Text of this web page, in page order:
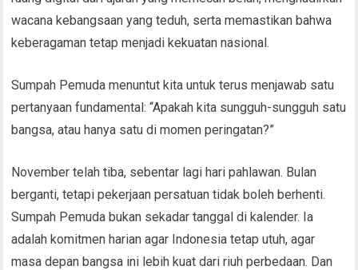
wacana kebangsaan yang teduh, serta memastikan bahwa
keberagaman tetap menjadi kekuatan nasional.
Sumpah Pemuda menuntut kita untuk terus menjawab satu
pertanyaan fundamental: “Apakah kita sungguh-sungguh satu
bangsa, atau hanya satu di momen peringatan?”
November telah tiba, sebentar lagi hari pahlawan. Bulan
berganti, tetapi pekerjaan persatuan tidak boleh berhenti.
Sumpah Pemuda bukan sekadar tanggal di kalender. Ia
adalah komitmen harian agar Indonesia tetap utuh, agar
masa depan bangsa ini lebih kuat dari riuh perbedaan. Dan